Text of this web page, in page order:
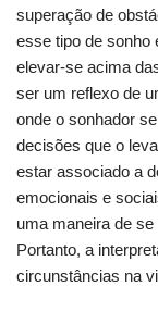
superação de
esse tipo de sonho
elevar-se acima
ser um reflexo de
onde o sonhador
decisões que o
estar associado a
emocionais e
uma maneira de
Portanto, a
circunstâncias na